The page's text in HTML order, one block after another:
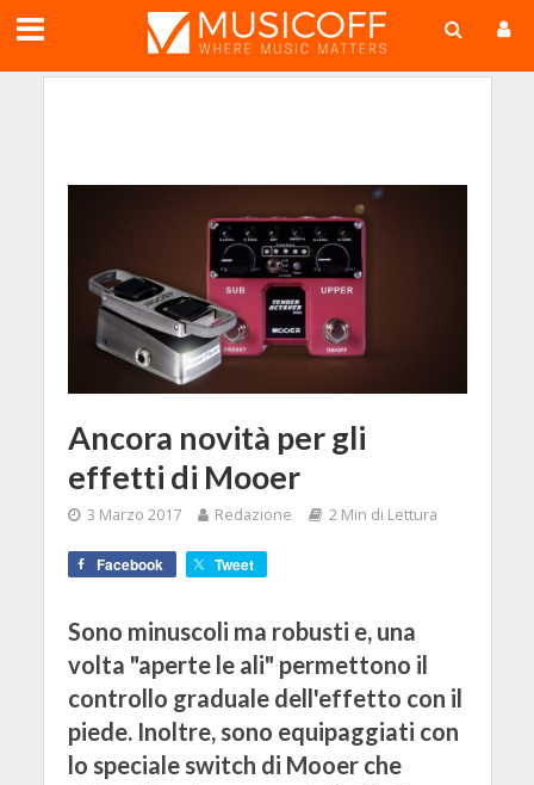
Ancora novità per gli
effetti di Mooer
3 Marzo 2017 Redazione 2 Min di Lettura
Facebook Tweet
Sono minuscoli ma robusti e, una
volta "aperte le ali" permettono il
controllo graduale dell'effetto con il
piede. Inoltre, sono equipaggiati con
lo speciale switch di Mooer che